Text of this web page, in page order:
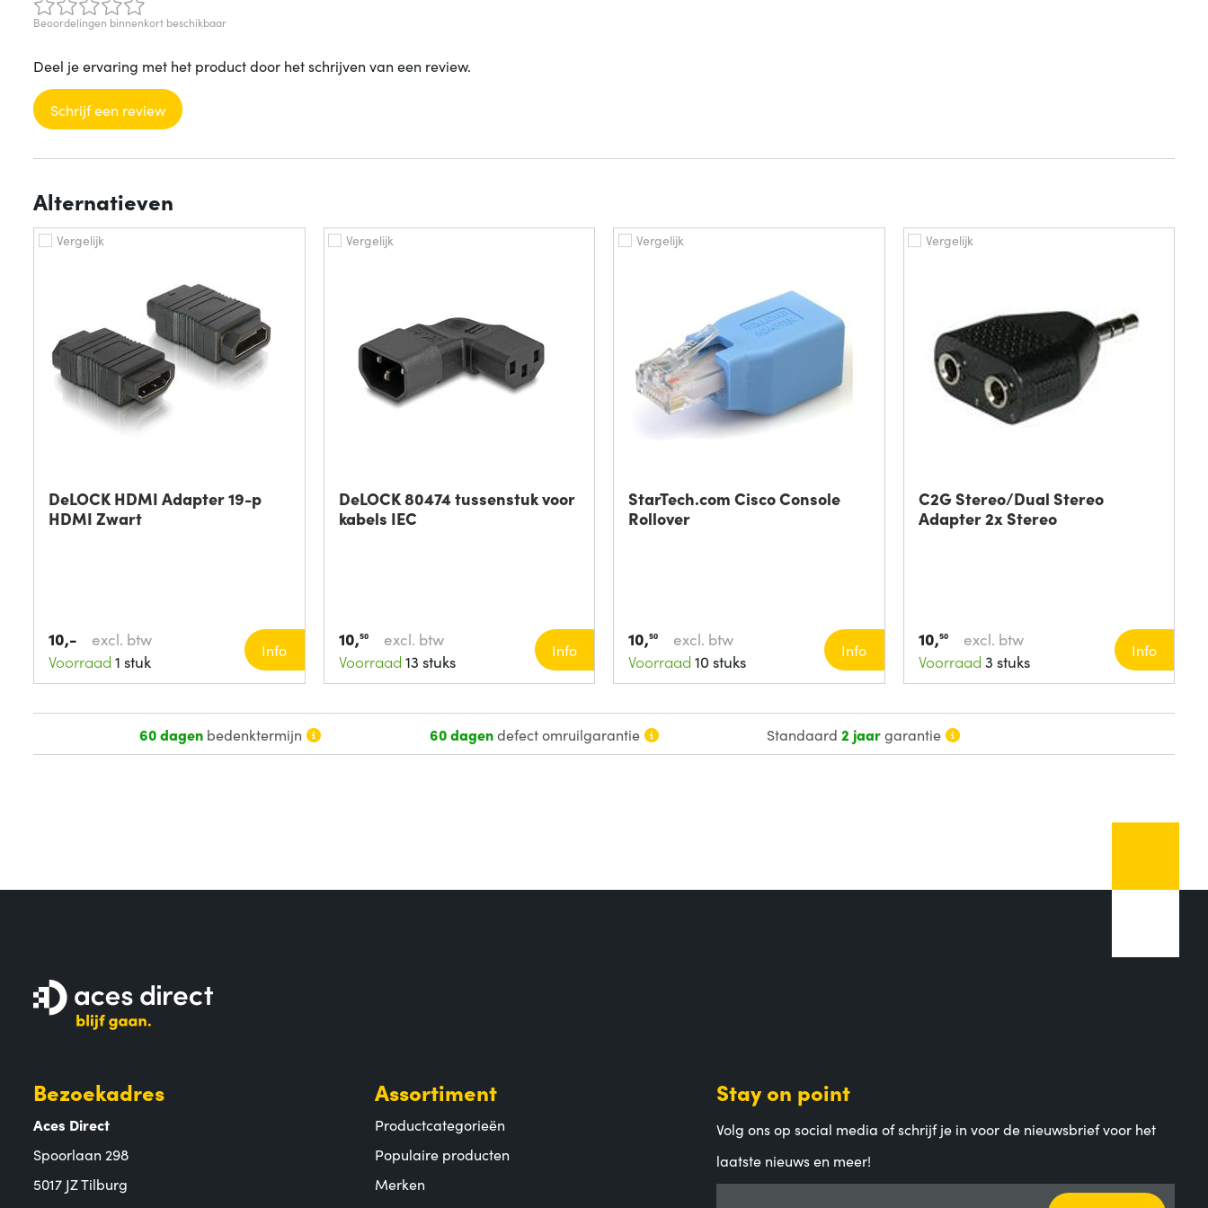
Beoordelingen binnenkort beschikbaar
Deel je ervaring met het product door het schrijven van een review.
Schrijf een review
Alternatieven
Vergelijk
DeLOCK HDMI Adapter 19-p
HDMI Zwart
10,-
excl. btw
Voorraad 1 stuk
Info
Vergelijk
DeLOCK 80474 tussenstuk voor
kabels IEC
10,50
excl. btw
Voorraad 13 stuks
Info
Vergelijk
StarTech.com Cisco Console
Rollover
10,50
excl. btw
Voorraad 10 stuks
Info
Vergelijk
C2G Stereo/Dual Stereo
Adapter 2x Stereo
10,50
excl. btw
Voorraad 3 stuks
Info
60 dagenbedenktermijn 60 dagendefect omruilgarantie Standaard2 jaargarantie
Bezoekadres
Aces Direct
Spoorlaan 298
5017 JZ Tilburg
Assortiment
Productcategorieën
Populaire producten
Merken
Stay on point
Volg ons op social media of schrijf je in voor de nieuwsbrief voor het
laatste nieuws en meer!